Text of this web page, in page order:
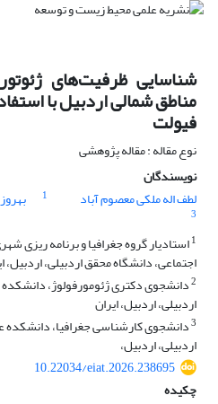
شناسایی ظرفیت‌های
مناطق شمالی اردبیل با
فیولت
نوع مقاله : مقاله پژوهشی
نویسندگان
لطف اله ملکی معصوم آباد
1
3
1استادیار گروه جغرافیا و برنامه ریزی
اجتماعی، دانشگاه محقق اردبیلی، اردبیل،
2دانشجوی دکتری ژئومورفولوژ،
اردبیلی، اردبیل، ایران
3دانشجوی کارشناسی جغرافیا، دانشکده
اردبیلی، اردبیل،
10.22034/eiat.2026.238695
چکیده